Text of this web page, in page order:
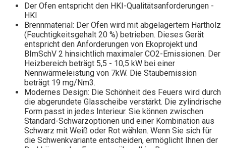
Der Ofen entspricht den HKI-Qualitätsanforderungen -
HKI
Brennmaterial: Der Ofen wird mit abgelagertem Hartholz
(Feuchtigkeitsgehalt 20 %) betrieben. Dieses Gerät
entspricht den Anforderungen von Ekoprojekt und
BImSchV 2 hinsichtlich maximaler CO2-Emissionen. Der
Heizbereich beträgt 5,5 - 10,5 kW bei einer
Nennwärmeleistung von 7kW. Die Staubemission
beträgt 19 mg/Nm3.
Modernes Design: Die Schönheit des Feuers wird durch
die abgerundete Glasscheibe verstärkt. Die zylindrische
Form passt in jedes Interieur. Sie können zwischen
Standard-Schwarzoptionen und einer Kombination aus
Schwarz mit Weiß oder Rot wählen. Wenn Sie sich für
die Schwenkvariante entscheiden, ermöglicht Ihnen der